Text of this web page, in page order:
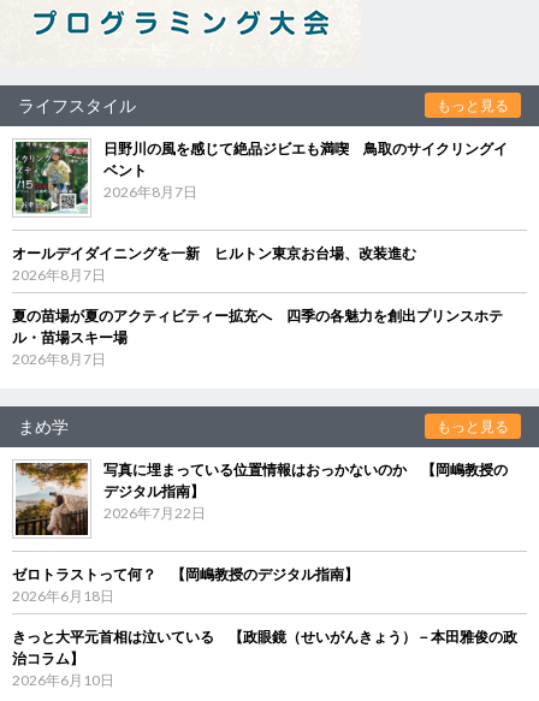
ライフスタイル もっと見る
日野川の風を感じて絶品ジビエも満喫 鳥取のサイクリングイ
ベント
2026年8月7日
オールデイダイニングを一新 ヒルトン東京お台場、改装進む
2026年8月7日
夏の苗場が夏のアクティビティー拡充へ 四季の各魅力を創出プリンスホテ
ル・苗場スキー場
2026年8月7日
まめ学 もっと見る
写真に埋まっている位置情報はおっかないのか 【岡嶋教授の
デジタル指南】
2026年7月22日
ゼロトラストって何？ 【岡嶋教授のデジタル指南】
2026年6月18日
きっと大平元首相は泣いている 【政眼鏡（せいがんきょう）－本田雅俊の政
治コラム】
2026年6月10日